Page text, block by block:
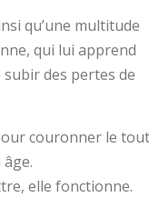
qu’une multitude
qui lui apprend
des pertes de
couronner le
elle fonctionne.